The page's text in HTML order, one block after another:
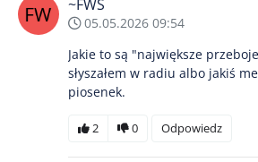
~FWS
05.05.2026 09:54
Jakie to są "największe
słyszałem w radiu albo jakiś
piosenek.
2 0 Odpowiedz